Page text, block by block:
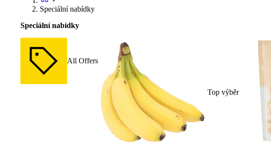
Speciální nabídky
Speciální nabídky
All Offers
Top výběr